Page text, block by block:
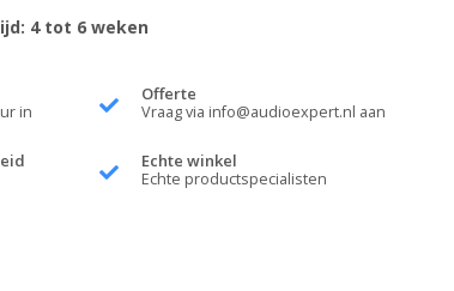
4 tot 6 weken
in
Offerte
Vraag via info@audioexpert.nl aan
Echte winkel
Echte productspecialisten